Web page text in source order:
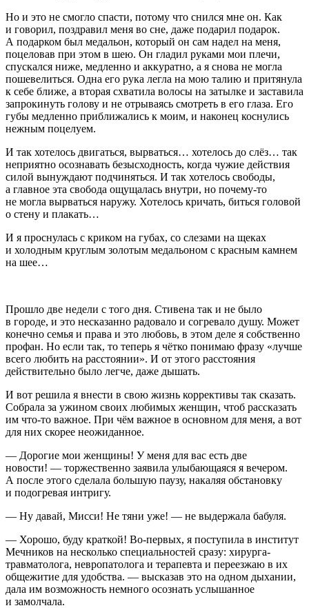
Но и это не смогло спасти, потому что снился мне он. Как
и говорил, поздравил меня во сне, даже подарил подарок.
А подарком был медальон, который он сам надел на меня,
поцеловав при этом в шею. Он гладил руками мои плечи,
спускался ниже, медленно и аккуратно, а я снова не могла
пошевелиться. Одна его рука легла на мою талию и притянула
к себе ближе, а вторая схватила волосы на затылке и заставила
запрокинуть голову и не отрываясь смотреть в его глаза. Его
губы медленно приближались к моим, и наконец коснулись
нежным поцелуем.
И так хотелось двигаться, вырваться… хотелось до слёз… так
неприятно осознавать безысходность, когда чужие действия
силой вынуждают подчиняться. И так хотелось свободы,
а главное эта свобода ощущалась внутри, но почему-то
не могла вырваться наружу. Хотелось кричать, биться головой
о стену и плакать…
И я проснулась с криком на губах, со слезами на щеках
и холодным круглым золотым медальоном с красным камнем
на шее…
Прошло две недели с того дня. Стивена так и не было
в городе, и это несказанно радовало и согревало душу. Может
конечно семья и права и это любовь, в этом деле я собственно
профан. Но если так, то теперь я чётко понимаю фразу «лучше
всего любить на расстоянии». И от этого расстояния
действительно было легче, даже дышать.
И вот решила я внести в свою жизнь коррективы так сказать.
Собрала за ужином своих любимых женщин, чтоб рассказать
им что-то важное. При чём важное в основном для меня, а вот
для них скорее неожиданное.
— Дорогие мои женщины! У меня для вас есть две
новости! — торжественно заявила улыбающаяся я вечером.
А после этого сделала большую паузу, накаляя обстановку
и подогревая интригу.
— Ну давай, Мисси! Не тяни уже! — не выдержала бабуля.
— Хорошо, буду краткой! Во-первых, я поступила в институт
Мечников на несколько специальностей сразу: хирурга-
травматолога, невропатолога и терапевта и переезжаю в их
общежитие для удобства. — высказав это на одном дыхании,
дала им возможность немного осознать услышанное
и замолчала.